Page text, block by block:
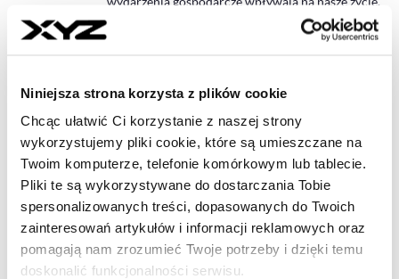
Niniejsza strona korzysta z plików cookie
Chcąc ułatwić Ci korzystanie z naszej strony
wykorzystujemy pliki cookie, które są umieszczane na
Twoim komputerze, telefonie komórkowym lub tablecie.
Pliki te są wykorzystywane do dostarczania Tobie
spersonalizowanych treści, dopasowanych do Twoich
zainteresowań artykułów i informacji reklamowych oraz
pomagają nam zrozumieć Twoje potrzeby i dzięki temu
doskonalić funkcjonalności serwisu.
Cenię rzeczowe dziennikarstwo idące z duchem
czasu. W XYZ będę współtworzyć newsroom.
MICHAŁ SZCZEŚNIEWSKI
- AUTOR ARTYKUŁU -
Dziennikarz
Pasjonat spraw międzynarodowych. W wolnym
czasie sięgam po literaturę faktu, fotografuję i
poszerzam wiedzę o świecie. Mam za sobą 20 lat
tłumaczeń, redakcji i szkoleń językowych. Czas na
newsroom w XYZ.